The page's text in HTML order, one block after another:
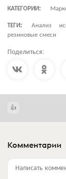
КАТЕГОРИИ:
ТЕГИ:
Анализ
резиновые смеси
Поделиться:
Комментарии
Написать